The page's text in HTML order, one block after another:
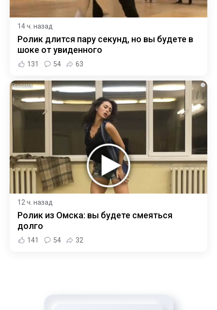
14 ч. назад
Ролик длится пару секунд, но вы будете в
шоке от увиденного
131 54 63
i
12 ч. назад
Ролик из Омска: вы будете смеяться
долго
141 54 32